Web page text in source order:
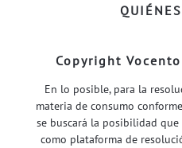
Copyright
En lo posible, para la
materia de consumo
se buscará la posibilidad
como plataforma de